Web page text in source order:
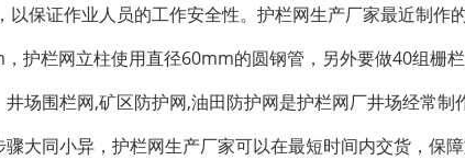
以保证作业人员的工作安全性。护栏网生产厂家最近制作
护栏网立柱使用直径60mm的圆钢管，另外要做40组栅
场围栏网,矿区防护网,油田防护网是护栏网厂井场经常
大同小异，护栏网生产厂家可以在最短时间内交货，保